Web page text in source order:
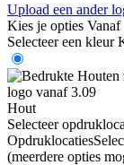
Upload een ander
Kies je opties Vanaf
Selecteer een kleur
Hout
Selecteer
Opdruklocaties
(meerdere opties